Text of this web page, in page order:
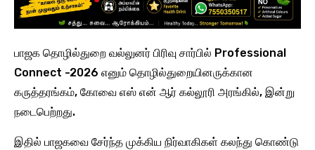
பாஜக தொழில்துறை வல்லுனர் பிரிவு சார்பில் Professional
Connect -2026 எனும் தொழில்துறையினருக்கான
கருத்தரங்கம், கோவை எஸ் என் ஆர் கல்லூரி அரங்கில், இன்று
நடைபெற்றது.
இதில் பாஜகவை சேர்ந்த முக்கிய நிர்வாகிகள் கலந்து கொண்டு